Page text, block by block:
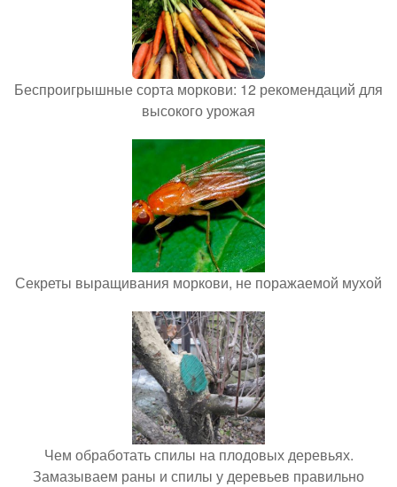
Беспроигрышные сорта моркови: 12 рекомендаций для
высокого урожая
Секреты выращивания моркови, не поражаемой мухой
Чем обработать спилы на плодовых деревьях.
Замазываем раны и спилы у деревьев правильно